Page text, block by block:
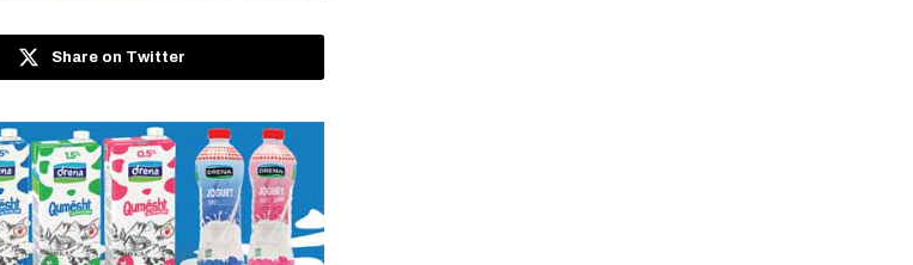
Share on Twitter